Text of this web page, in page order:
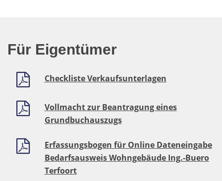
Für Eigentümer
Checkliste Verkaufsunterlagen
Vollmacht zur Beantragung eines
Grundbuchauszugs
Erfassungsbogen für Online Dateneingabe
Bedarfsausweis Wohngebäude Ing.-Buero
Terfoort